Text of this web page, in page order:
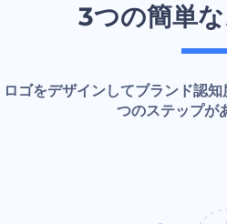
3つの簡単
ロゴをデザインしてブランド認
つのステップが